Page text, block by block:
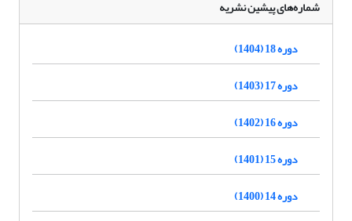
شماره‌های پیشین نشریه
دوره 18 (1404)
دوره 17 (1403)
دوره 16 (1402)
دوره 15 (1401)
دوره 14 (1400)